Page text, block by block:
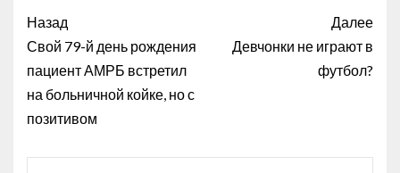
Назад
Свой 79-й день рождения
пациент АМРБ встретил
на больничной койке, но с
позитивом
Далее
Девчонки не играют в
футбол?